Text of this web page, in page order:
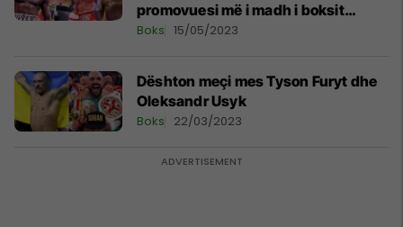
promovuesi më i madh i boksit
zbulon detajet
Boks 15/05/2023
Dështon meçi mes Tyson Furyt dhe
Oleksandr Usyk
Boks 22/03/2023